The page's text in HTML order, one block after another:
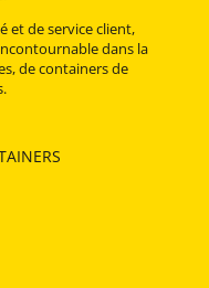
et de service client,
dans la
de containers de